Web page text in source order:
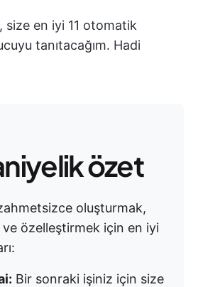
size en iyi 11 otomatik
tanıtacağım. Hadi
özet
zahmetsizce oluşturmak,
özelleştirmek için en iyi
Bir sonraki işiniz için size